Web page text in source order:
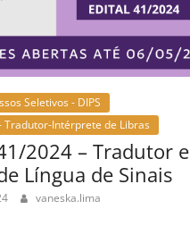
Seletivos - DIPS
Tradutor-Intérprete de Libras
2024 – Tradutor e
Língua de Sinais
vaneska.lima